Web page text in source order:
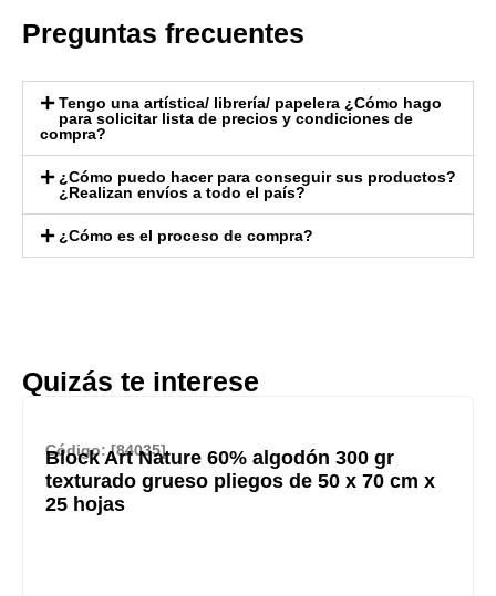
Preguntas frecuentes
Tengo una artística/ librería/ papelera ¿Cómo hago
para solicitar lista de precios y condiciones de
compra?
¿Cómo puedo hacer para conseguir sus productos?
¿Realizan envíos a todo el país?
¿Cómo es el proceso de compra?
Quizás te interese
Código: [84035]
Block Art Nature 60% algodón 300 gr
texturado grueso pliegos de 50 x 70 cm x
25 hojas